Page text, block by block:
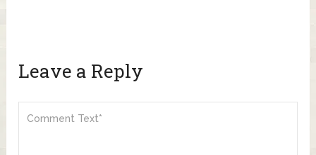
Leave a Reply